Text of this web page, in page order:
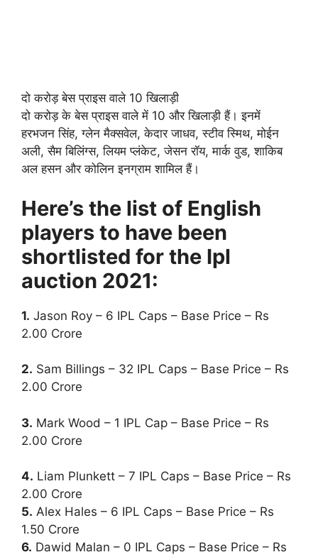
दो करोड़ बेस प्राइस वाले 10 खिलाड़ी
दो करोड़ के बेस प्राइस वाले में 10 और खिलाड़ी हैं। इनमें
हरभजन सिंह, ग्लेन मैक्सवेल, केदार जाधव, स्टीव स्मिथ, मोईन
अली, सैम बिलिंग्स, लियम प्लंकेट, जेसन रॉय, मार्क वुड, शाकिब
अल हसन और कोलिन इनग्राम शामिल हैं।
Here’s the list of English
players to have been
shortlisted for the Ipl
auction 2021:
1. Jason Roy – 6 IPL Caps – Base Price – Rs
2.00 Crore
2. Sam Billings – 32 IPL Caps – Base Price – Rs
2.00 Crore
3. Mark Wood – 1 IPL Cap – Base Price – Rs
2.00 Crore
4. Liam Plunkett – 7 IPL Caps – Base Price – Rs
2.00 Crore
5. Alex Hales – 6 IPL Caps – Base Price – Rs
1.50 Crore
6. Dawid Malan – 0 IPL Caps – Base Price – Rs